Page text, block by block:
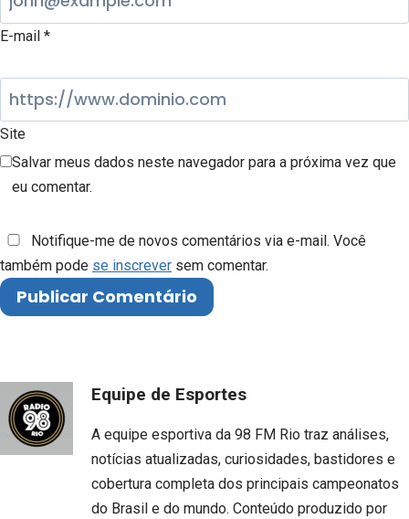
E-mail *
Site
Salvar meus dados neste navegador para a próxima vez que
eu comentar.
Notifique-me de novos comentários via e-mail. Você
também pode se inscrever sem comentar.
Equipe de Esportes
A equipe esportiva da 98 FM Rio traz análises,
notícias atualizadas, curiosidades, bastidores e
cobertura completa dos principais campeonatos
do Brasil e do mundo. Conteúdo produzido por